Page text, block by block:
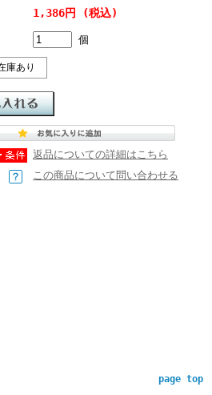
1,386円 (税込)
個
庫あり
返品についての詳細はこちら
この商品について問い合わせる
page top